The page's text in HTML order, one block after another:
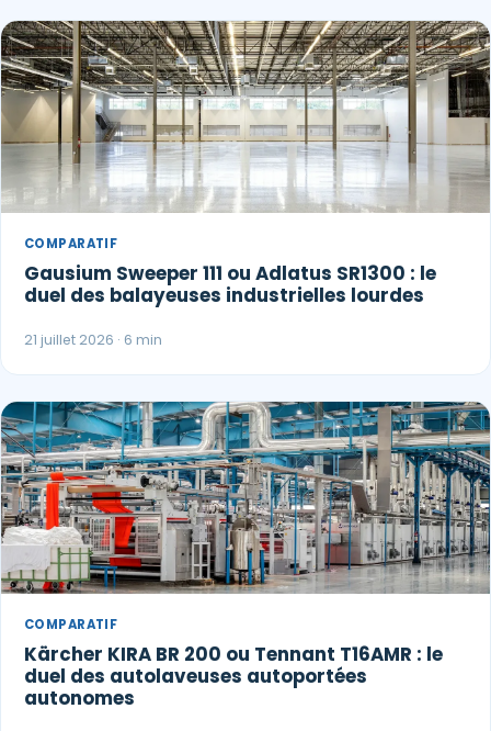
COMPARATIF
Gausium Sweeper 111 ou Adlatus SR1300 : le
duel des balayeuses industrielles lourdes
21 juillet 2026 · 6 min
COMPARATIF
Kärcher KIRA BR 200 ou Tennant T16AMR : le
duel des autolaveuses autoportées
autonomes